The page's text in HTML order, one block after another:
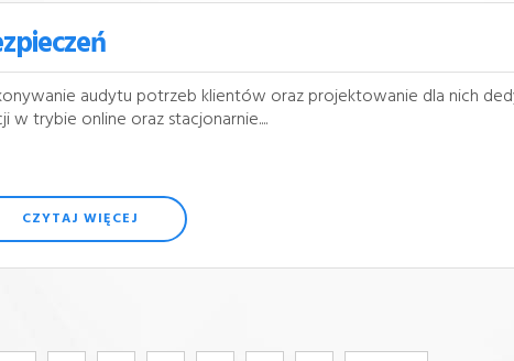
audytu potrzeb klientów oraz projektowanie dla nich
trybie online oraz stacjonarnie....
CZYTAJ WIĘCEJ